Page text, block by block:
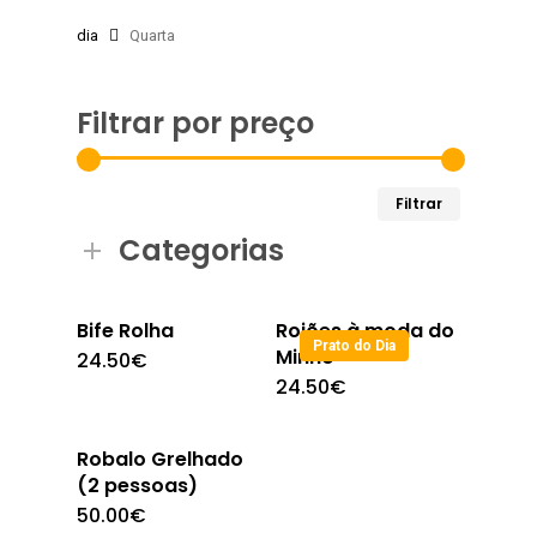
dia Quarta
Filtrar por preço
Filtrar
Categorias
Bife Rolha
24.50€
Prato do Dia
Rojões à moda do
Minho
24.50€
Robalo Grelhado
(2 pessoas)
50.00€